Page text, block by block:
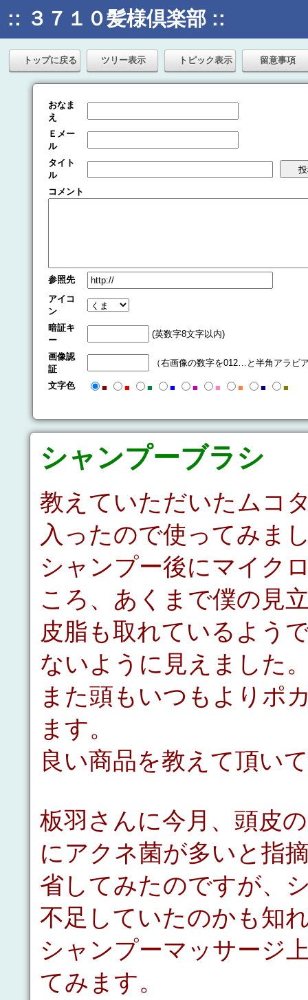
:: ３７１０髪様倶楽部 ::
トップに戻る ツリー表示 トピック表示 留意事項
おなま
え
Ｅメー
ル
タイト
ル
コメント
参照先
アイコ
ン
暗証キ
ー
(英数字8文字以内)
画像認
証
（右画像の数字を012…と半角アラビ
文字色 ■ ■ ■ ■ ■ ■ ■ ■ ■
シャンプーブラシ
教えていただいたムコ
入ったので使ってみま
シャンプー後にマイク
ころ、あくまで僕の見
皮脂も取れているよう
ないように見えました
また頭もいつもよりポ
ます。
良い商品を教えて頂い
板羽さんに今月、頭皮
にアクネ菌が多いと指
省してみたのですが、
不足していたのかも知
シャンプーマッサージ
てみます。